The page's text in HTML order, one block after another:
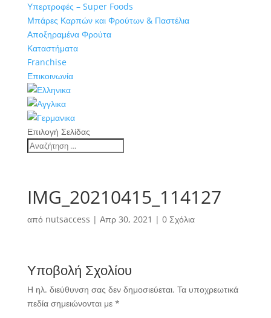
Υπερτροφές – Super Foods
Μπάρες Καρπών και Φρούτων & Παστέλια
Αποξηραμένα Φρούτα
Καταστήματα
Franchise
Επικοινωνία
Επιλογή Σελίδας
IMG_20210415_114127
από nutsaccess | Απρ 30, 2021 | 0 Σχόλια
Υποβολή Σχολίου
Η ηλ. διεύθυνση σας δεν δημοσιεύεται. Τα υποχρεωτικά
πεδία σημειώνονται με *